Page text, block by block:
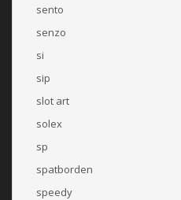
sento
senzo
si
sip
slot art
solex
sp
spatborden
speedy